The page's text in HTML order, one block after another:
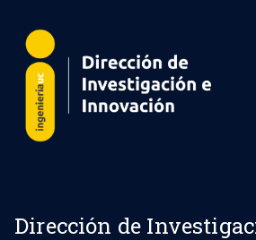
Dirección de